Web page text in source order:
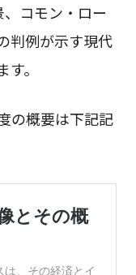
コモン・ロー
判例が示す現代
。
の概要は下記記